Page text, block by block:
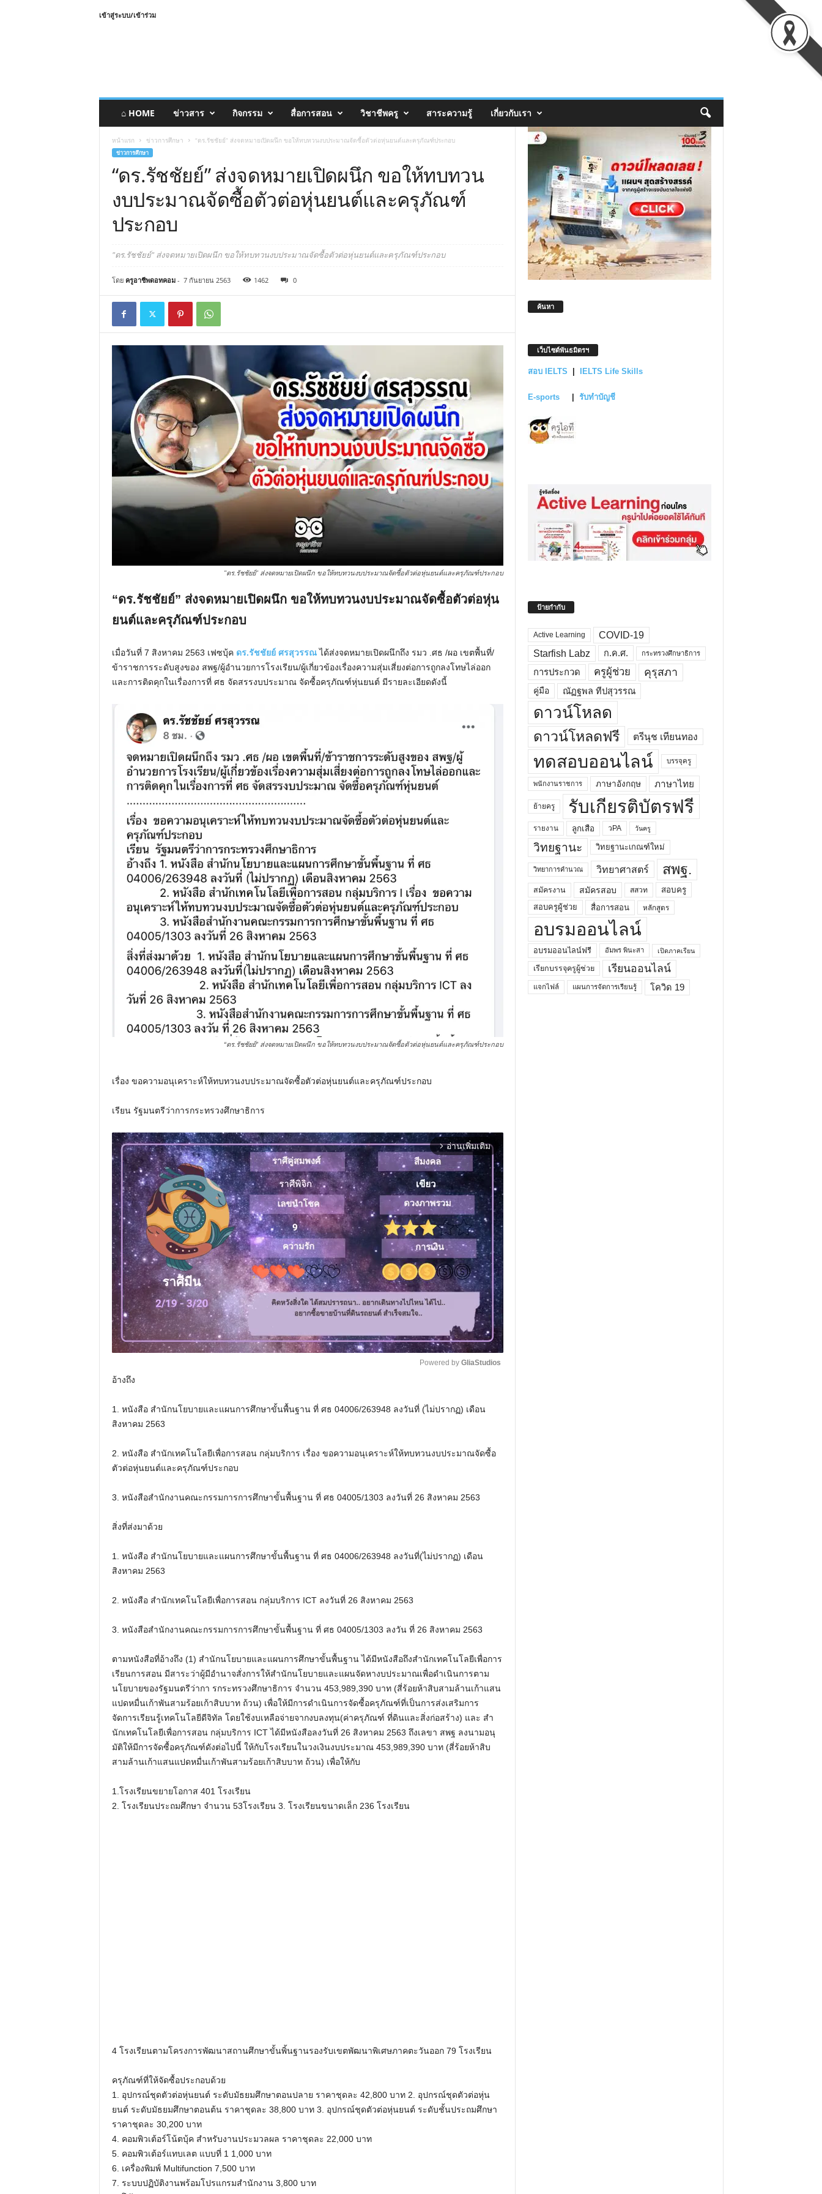
เข้าสู่ระบบ/เข้าร่วม
⌂ HOME ข่าวสาร กิจกรรม สื่อการสอน วิชาชีพครู สาระความรู้ เกี่ยวกับเรา
หน้าแรก ข่าวการศึกษา “ดร.รัชชัยย์” ส่งจดหมายเปิดผนึก ขอให้ทบทวนงบประมาณจัดซื้อตัวต่อหุ่นยนต์และครุภัณฑ์ประกอบ
ข่าวการศึกษา
“ดร.รัชชัยย์” ส่งจดหมายเปิดผนึก ขอให้ทบทวน
งบประมาณจัดซื้อตัวต่อหุ่นยนต์และครุภัณฑ์
ประกอบ
"ดร.รัชชัยย์" ส่งจดหมายเปิดผนึก ขอให้ทบทวนงบประมาณจัดซื้อตัวต่อหุ่นยนต์และครุภัณฑ์ประกอบ
โดย ครูอาชีพดอทคอม- 7 กันยายน 2563 1462 0
"ดร.รัชชัยย์" ส่งจดหมายเปิดผนึก ขอให้ทบทวนงบประมาณจัดซื้อตัวต่อหุ่นยนต์และครุภัณฑ์ประกอบ
“ดร.รัชชัยย์” ส่งจดหมายเปิดผนึก ขอให้ทบทวนงบประมาณจัดซื้อตัวต่อหุ่น
ยนต์และครุภัณฑ์ประกอบ
เมื่อวันที่ 7 สิงหาคม 2563 เฟซบุ้ค ดร.รัชชัยย์ ศรสุวรรณได้ส่งจดหมายเปิดผนึกถึง รมว .ศธ /ผอ เขตพื้นที่/
ข้าราชการระดับสูงของ สพฐ/ผู้อำนวยการโรงเรียน/ผู้เกี่ยวข้องเรื่องความสุ่มเสี่ยงต่อการถูกลงโทษไล่ออก
และการติดคุกในเรื่องการที่ ศธ จัดสรรงบประมาณ จัดซื้อครุภัณฑ์หุ่นยนต์ มีรายละเอียดดังนี้
“ดร.รัชชัยย์” ส่งจดหมายเปิดผนึก ขอให้ทบทวนงบประมาณจัดซื้อตัวต่อหุ่นยนต์และครุภัณฑ์ประกอบ
เรื่อง ขอความอนุเคราะห์ให้ทบทวนงบประมาณจัดซื้อตัวต่อหุ่นยนต์และครุภัณฑ์ประกอบ
เรียน รัฐมนตรีว่าการกระทรวงศึกษาธิการ
arrow_forward_ios อ่านเพิ่มเติม
u
Powered by GliaStudios
อ้างถึง
1. หนังสือ สํานักนโยบายและแผนการศึกษาขั้นพื้นฐาน ที่ ศธ 04006/263948 ลงวันที่ (ไม่ปรากฏ) เดือน
สิงหาคม 2563
2. หนังสือ สํานักเทคโนโลยีเพื่อการสอน กลุ่มบริการ เรื่อง ขอความอนุเคราะห์ให้ทบทวนงบประมาณจัดซื้อ
ตัวต่อหุ่นยนต์และครุภัณฑ์ประกอบ
3. หนังสือสํานักงานคณะกรรมการการศึกษาขั้นพื้นฐาน ที่ ศธ 04005/1303 ลงวันที่ 26 สิงหาคม 2563
สิ่งที่ส่งมาด้วย
1. หนังสือ สํานักนโยบายและแผนการศึกษาขั้นพื้นฐาน ที่ ศธ 04006/263948 ลงวันที่(ไม่ปรากฏ) เดือน
สิงหาคม 2563
2. หนังสือ สํานักเทคโนโลยีเพื่อการสอน กลุ่มบริการ ICT ลงวันที่ 26 สิงหาคม 2563
3. หนังสือสํานักงานคณะกรรมการการศึกษาขั้นพื้นฐาน ที่ ศธ 04005/1303 ลงวัน ที่ 26 สิงหาคม 2563
ตามหนังสือที่อ้างถึง (1) สํานักนโยบายและแผนการศึกษาขั้นพื้นฐาน ได้มีหนังสือถึงสํานักเทคโนโลยีเพื่อการ
เรียนการสอน มีสาระว่าผู้มีอํานาจสั่งการให้สํานักนโยบายและแผนจัดหางบประมาณเพื่อดําเนินการตาม
นโยบายของรัฐมนตรีว่ากา รกระทรวงศึกษาธิการ จํานวน 453,989,390 บาท (สี่ร้อยห้าสิบสามล้านเก้าแสน
แปดหมื่นเก้าพันสามร้อยเก้าสิบบาท ถ้วน) เพื่อให้มีการดําเนินการจัดซื้อครุภัณฑ์ที่เป็นการส่งเสริมการ
จัดการเรียนรู้เทคโนโลยีดีจิทัล โดยใช้งบเหลือจ่ายจากงบลงทุน(ค่าครุภัณฑ์ ที่ดินและสิ่งก่อสร้าง) และ สํา
นักเทคโนโลยีเพื่อการสอน กลุ่มบริการ ICT ได้มีหนังสือลงวันที่ 26 สิงหาคม 2563 ถึงเลขา สพฐ ลงนามอนุ
มัติให้มีการจัดซื้อครุภัณฑ์ดังต่อไปนี้ ให้กับโรงเรียนในวงเงินงบประมาณ 453,989,390 บาท (สี่ร้อยห้าสิบ
สามล้านเก้าแสนแปดหมื่นเก้าพันสามร้อยเก้าสิบบาท ถ้วน) เพื่อให้กับ
1.โรงเรียนขยายโอกาส 401 โรงเรียน
2. โรงเรียนประถมศึกษา จํานวน 53โรงเรียน 3. โรงเรียนขนาดเล็ก 236 โรงเรียน
4 โรงเรียนตามโครงการพัฒนาสถานศึกษาขั้นพิ้นฐานรองรับเขตพัฒนาพิเศษภาคตะวันออก 79 โรงเรียน
ครุภัณฑ์ที่ให้จัดซื้อประกอบด้วย
1. อุปกรณ์ชุดตัวต่อหุ่นยนต์ ระดับมัธยมศึกษาตอนปลาย ราคาชุดละ 42,800 บาท 2. อุปกรณ์ชุดตัวต่อหุ่น
ยนต์ ระดับมัธยมศึกษาตอนต้น ราคาชุดละ 38,800 บาท 3. อุปกรณ์ชุดตัวต่อหุ่นยนต์ ระดับชั้นประถมศึกษา
ราคาชุดละ 30,200 บาท
4. คอมพิวเต้อร์โน้ตบุ้ค สําหรับงานประมวลผล ราคาชุดละ 22,000 บาท
5. คอมพิวเต้อร์แทบเลต แบบที่ 1 1,000 บาท
6. เครื่องพิมพ์ Multifunction 7,500 บาท
7. ระบบปฏิบัติงานพร้อมโปรแกรมสํานักงาน 3,800 บาท
ค้นหา
เว็บไซต์พันธมิตรฯ
สอบ IELTS IELTS Life Skills
E-sports รับทำบัญชี
ป้ายกำกับ
Active Learning
COVID-19
Starfish Labz
ก.ค.ศ. กระทรวงศึกษาธิการ
การประกวด ครูผู้ช่วย คุรุสภา
คู่มือ ณัฏฐพล ทีปสุวรรณ
ดาวน์โหลด
ดาวน์โหลดฟรี ตรีนุช เทียนทอง
ทดสอบออนไลน์ บรรจุครู
พนักงานราชการ ภาษาอังกฤษ ภาษาไทย
ย้ายครู รับเกียรติบัตรฟรี
รายงาน ลูกเสือ วPA วันครู
วิทยฐานะ วิทยฐานะเกณฑ์ใหม่
วิทยาการคำนวณ วิทยาศาสตร์ สพฐ.
สมัครงาน สมัครสอบ สสวท
สอบครู
สอบครูผู้ช่วย
สื่อการสอน หลักสูตร
อบรมออนไลน์
อบรมออนไลน์ฟรี อัมพร พินะสา เปิดภาคเรียน
เรียกบรรจุครูผู้ช่วย เรียนออนไลน์
แจกไฟล์ แผนการจัดการเรียนรู้ โควิด 19